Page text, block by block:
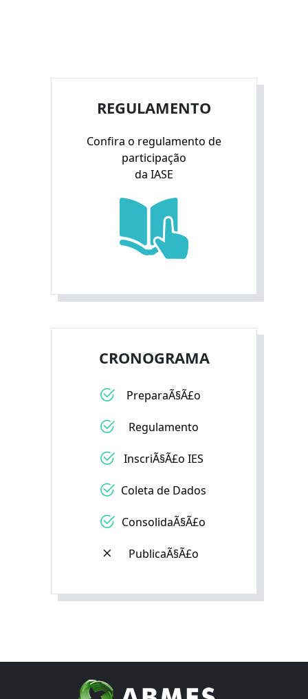
REGULAMENTO
Confira o regulamento de
participação
da IASE
CRONOGRAMA
PreparaÃ§Ã£o
Regulamento
InscriÃ§Ã£o IES
Coleta de Dados
ConsolidaÃ§Ã£o
PublicaÃ§Ã£o